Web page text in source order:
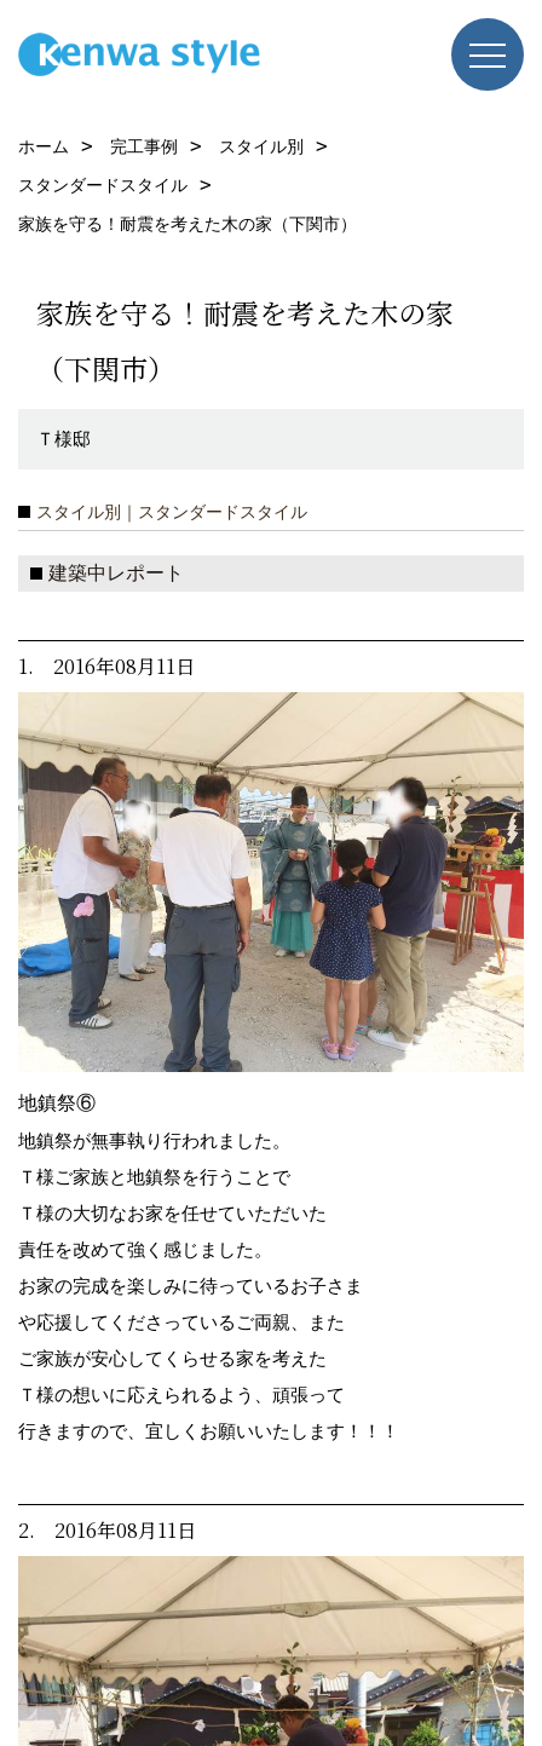
ホーム 完工事例
スタイル別
スタンダードスタイル
家族を守る！耐震を考えた木の家（下関市）
家族を守る！耐震を考えた木の家
（下関市）
Ｔ様邸
スタイル別｜スタンダードスタイル
建築中レポート
1. 2016年08月11日
地鎮祭⑥
地鎮祭が無事執り行われました。
Ｔ様ご家族と地鎮祭を行うことで
Ｔ様の大切なお家を任せていただいた
責任を改めて強く感じました。
お家の完成を楽しみに待っているお子さま
や応援してくださっているご両親、また
ご家族が安心してくらせる家を考えた
Ｔ様の想いに応えられるよう、頑張って
行きますので、宜しくお願いいたします！！！
2. 2016年08月11日